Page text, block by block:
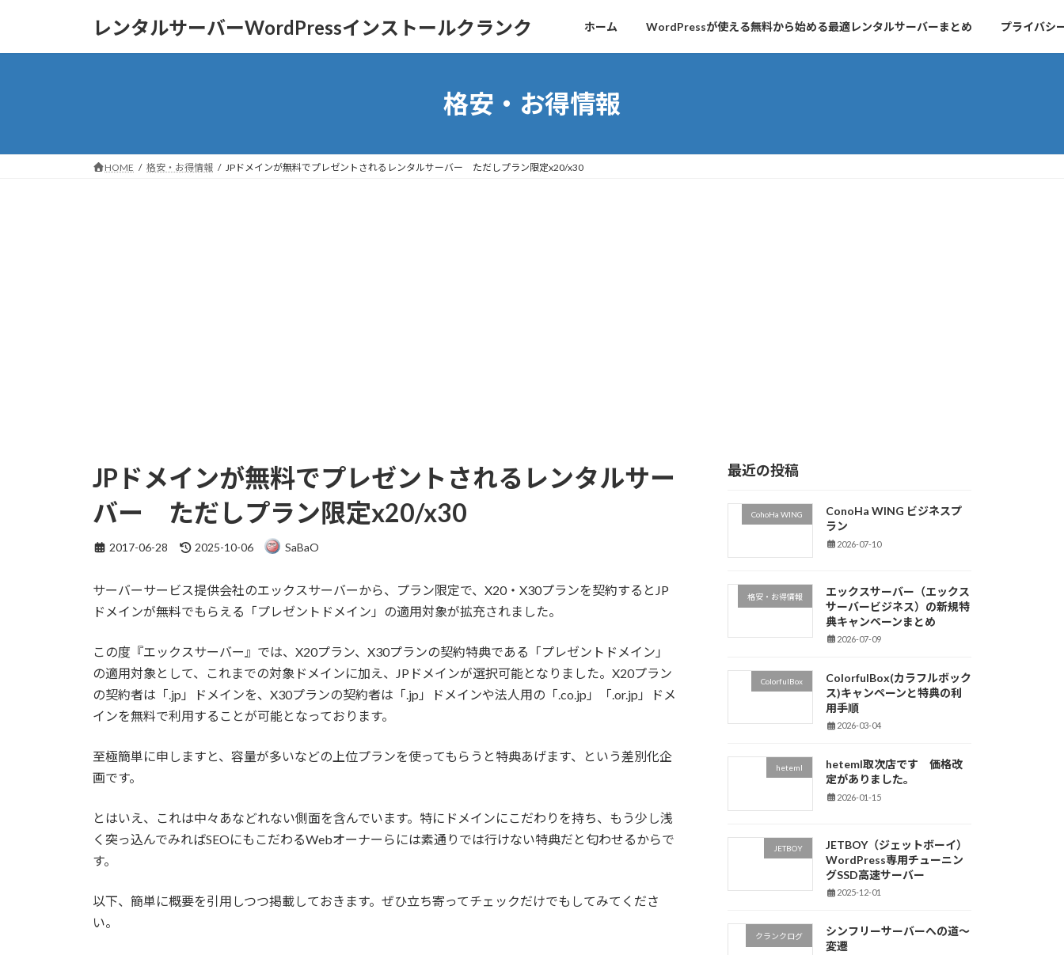
レンタルサーバーWordPressインストールクランク ホーム WordPressが使える無料から始める最適レンタルサーバーまとめ プライバシ
格安・お得情報
HOME 格安・お得情報 JPドメインが無料でプレゼントされるレンタルサーバー ただしプラン限定x20/x30
JPドメインが無料でプレゼントされるレンタルサー
バー ただしプラン限定x20/x30
2017-06-28
最
新
日
2025-10-06 SaBaO
サーバーサービス提供会社のエックスサーバーから、プラン限定で、X20・X30プランを契約するとJP
ドメインが無料でもらえる「プレゼントドメイン」の適用対象が拡充されました。
この度『エックスサーバー』では、X20プラン、X30プランの契約特典である「プレゼントドメイン」
の適用対象として、これまでの対象ドメインに加え、JPドメインが選択可能となりました。X20プラン
の契約者は「.jp」ドメインを、X30プランの契約者は「.jp」ドメインや法人用の「.co.jp」「.or.jp」ドメ
インを無料で利用することが可能となっております。
至極簡単に申しますと、容量が多いなどの上位プランを使ってもらうと特典あげます、という差別化企
画です。
とはいえ、これは中々あなどれない側面を含んでいます。特にドメインにこだわりを持ち、もう少し浅
く突っ込んでみればSEOにもこだわるWebオーナーらには素通りでは行けない特典だと匂わせるからで
す。
以下、簡単に概要を引用しつつ掲載しておきます。ぜひ立ち寄ってチェックだけでもしてみてくださ
い。
最近の投稿
CohoHa WING
ConoHa WING ビジネスプ
ラン
2026-07-10
格安・お得情報
エックスサーバー（エックス
サーバービジネス）の新規特
典キャンペーンまとめ
2026-07-09
ColorfulBox
ColorfulBox(カラフルボック
ス)キャンペーンと特典の利
用手順
2026-03-04
heteml
heteml取次店です 価格改
定がありました。
2026-01-15
JETBOY
JETBOY（ジェットボーイ）
WordPress専用チューニン
グSSD高速サーバー
2025-12-01
クランクログ
シンフリーサーバーへの道～
変遷